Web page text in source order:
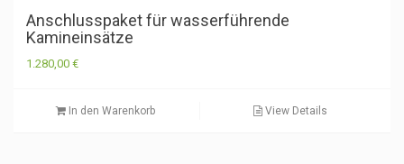
Anschlusspaket für wasserführende
Kamineinsätze
1.280,00 €
In den Warenkorb View Details